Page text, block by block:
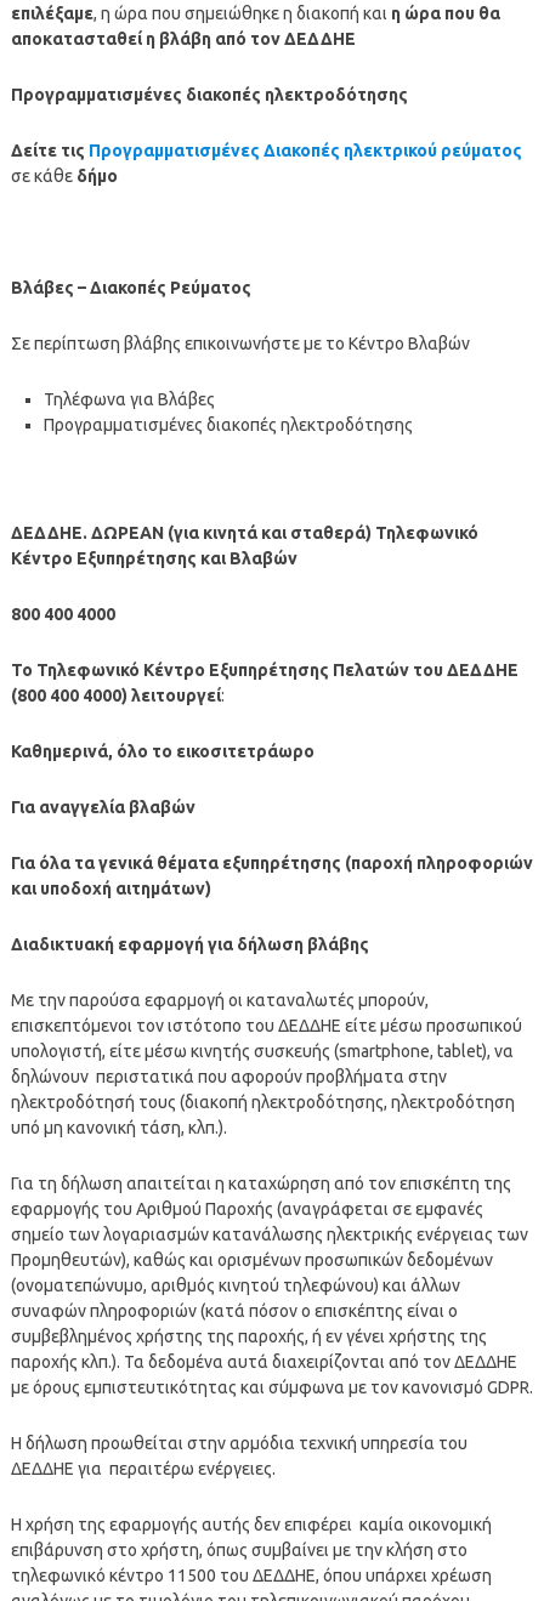
επιλέξαμε, η ώρα που σημειώθηκε η διακοπή και η ώρα που θα
αποκατασταθεί η βλάβη από τον ΔΕΔΔΗΕ
Προγραμματισμένες διακοπές ηλεκτροδότησης
Δείτε τις Προγραμματισμένες Διακοπές ηλεκτρικού ρεύματος
σε κάθε δήμο
Βλάβες – Διακοπές Ρεύματος
Σε περίπτωση βλάβης επικοινωνήστε με το Κέντρο Βλαβών
Τηλέφωνα για Βλάβες
Προγραμματισμένες διακοπές ηλεκτροδότησης
ΔΕΔΔΗΕ. ΔΩΡΕΑΝ (για κινητά και σταθερά) Τηλεφωνικό
Κέντρο Εξυπηρέτησης και Βλαβών
800 400 4000
Το Τηλεφωνικό Κέντρο Εξυπηρέτησης Πελατών του ΔΕΔΔΗΕ
(800 400 4000) λειτουργεί:
Καθημερινά, όλο το εικοσιτετράωρο
Για αναγγελία βλαβών
Για όλα τα γενικά θέματα εξυπηρέτησης (παροχή πληροφοριών
και υποδοχή αιτημάτων)
Διαδικτυακή εφαρμογή για δήλωση βλάβης
Με την παρούσα εφαρμογή οι καταναλωτές μπορούν,
επισκεπτόμενοι τον ιστότοπο του ΔΕΔΔΗΕ είτε μέσω προσωπικού
υπολογιστή, είτε μέσω κινητής συσκευής (smartphone, tablet), να
δηλώνουν περιστατικά που αφορούν προβλήματα στην
ηλεκτροδότησή τους (διακοπή ηλεκτροδότησης, ηλεκτροδότηση
υπό μη κανονική τάση, κλπ.).
Για τη δήλωση απαιτείται η καταχώρηση από τον επισκέπτη της
εφαρμογής του Αριθμού Παροχής (αναγράφεται σε εμφανές
σημείο των λογαριασμών κατανάλωσης ηλεκτρικής ενέργειας των
Προμηθευτών), καθώς και ορισμένων προσωπικών δεδομένων
(ονοματεπώνυμο, αριθμός κινητού τηλεφώνου) και άλλων
συναφών πληροφοριών (κατά πόσον ο επισκέπτης είναι ο
συμβεβλημένος χρήστης της παροχής, ή εν γένει χρήστης της
παροχής κλπ.). Τα δεδομένα αυτά διαχειρίζονται από τον ΔΕΔΔΗΕ
με όρους εμπιστευτικότητας και σύμφωνα με τον κανονισμό GDPR.
Η δήλωση προωθείται στην αρμόδια τεχνική υπηρεσία του
ΔΕΔΔΗΕ για περαιτέρω ενέργειες.
Η χρήση της εφαρμογής αυτής δεν επιφέρει καμία οικονομική
επιβάρυνση στο χρήστη, όπως συμβαίνει με την κλήση στο
τηλεφωνικό κέντρο 11500 του ΔΕΔΔΗΕ, όπου υπάρχει χρέωση